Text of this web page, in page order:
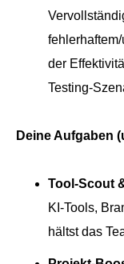
der
Testing-
Deine Aufgaben
Tool-Scout
KI-Tools,
hältst das